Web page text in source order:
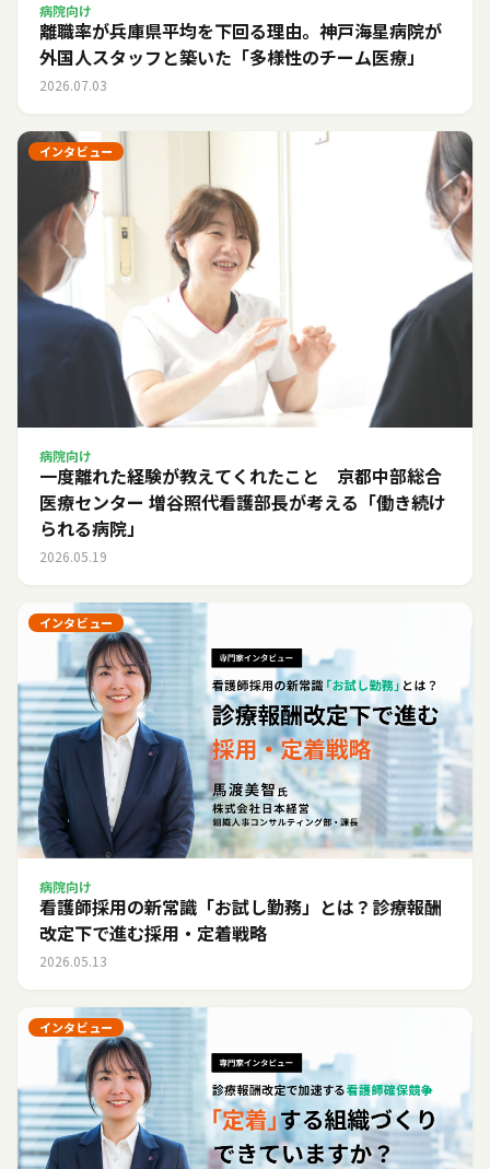
病院向け
離職率が兵庫県平均を下回る理由。神戸海星病院が
外国人スタッフと築いた「多様性のチーム医療」
2026.07.03
インタビュー
病院向け
一度離れた経験が教えてくれたこと 京都中部総合
医療センター 増谷照代看護部長が考える「働き続け
られる病院」
2026.05.19
インタビュー
病院向け
看護師採用の新常識「お試し勤務」とは？診療報酬
改定下で進む採用・定着戦略
2026.05.13
インタビュー